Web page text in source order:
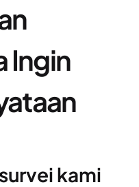
Ingin
kami